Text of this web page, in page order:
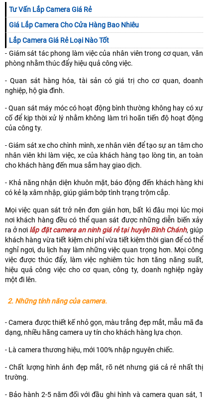
Tư Vấn Lắp Camera Giá Rẻ
Giá Lắp Camera Cho Cửa Hàng Bao Nhiêu
Lắp Camera Giá Rẻ Loại Nào Tốt
- Giám sát tác phong làm việc của nhân viên trong cơ quan, văn
phòng nhằm thúc đẩy hiệu quả công việc.
- Quan sát hàng hóa, tài sản có giá trị cho cơ quan, doanh
nghiệp, hộ gia đình.
- Quan sát máy móc có hoạt động bình thường không hay có xự
cố để kịp thời xử lý nhằm không làm trì hoãn tiến độ hoạt động
của công ty.
- Giám sát xe cho chình mình, xe nhân viên để tạo sự an tâm cho
nhân viên khi làm việc, xe của khách hàng tạo lòng tin, an toàn
cho khách hàng đến mua sắm hay giao dịch.
- Khả năng nhận diện khuôn mặt, báo động đến khách hàng khi
có kẻ lạ xâm nhập, giúp giảm bớp tình trạng trộm cắp.
Mọi việc quan sát trở nên đơn giản hơn, bất kì đâu mọi lúc mọi
nơi khách hàng đều có thể quan sát được những diễn biến xảy
ra ở nơi lắp đặt camera an ninh giá rẻ tại huyện Bình Chánh, giúp
khách hàng vừa tiết kiệm chi phí vừa tiết kiệm thời gian để có thể
nghỉ ngơi, du lịch hay làm những việc quan trọng hơn. Mọi công
việc được thúc đẩy, làm việc nghiêm túc hơn tăng năng suất,
hiệu quả công việc cho cơ quan, công ty, doanh nghiệp ngày
một đi lên.
2. Những tính năng của camera.
- Camera được thiết kế nhỏ gọn, màu trắng đẹp mắt, mẫu mã đa
dạng, nhiều hãng camera uy tín cho khách hàng lựa chọn.
- Là camera thương hiệu, mới 100% nhập nguyên chiếc.
- Chất lượng hình ảnh đẹp mắt, rõ nét nhưng giá cả rẻ nhất thị
trường.
- Bảo hành 2-5 năm đối với đầu ghi hình và camera quan sát, 1